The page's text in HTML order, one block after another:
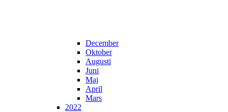
December
Oktober
Augusti
Juni
Maj
April
Mars
2022